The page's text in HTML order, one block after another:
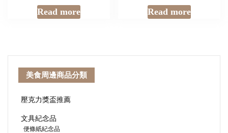
Read more Read more
美食周邊商品分類
壓克力獎盃推薦
文具紀念品
便條紙紀念品